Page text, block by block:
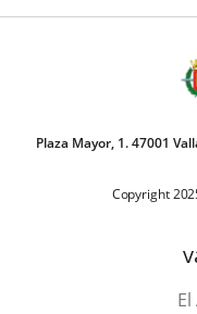
Plaza Mayor, 1. 47001
Copyright